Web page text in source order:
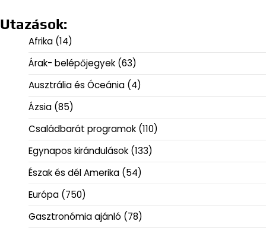
Utazások:
Afrika (14)
Árak- belépőjegyek (63)
Ausztrália és Óceánia (4)
Ázsia (85)
Családbarát programok (110)
Egynapos kirándulások (133)
Észak és dél Amerika (54)
Európa (750)
Gasztronómia ajánló (78)